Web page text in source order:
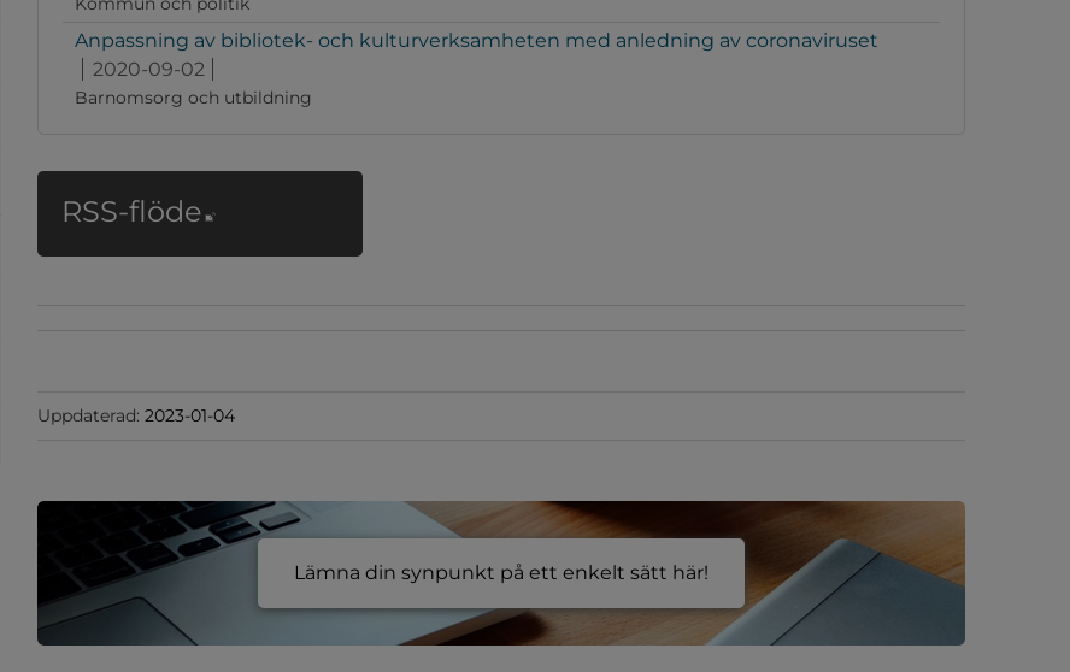
Anpassning av bibliotek- och kulturverksamheten med anledning av coronaviruset
2020-09-02
Barnomsorg och utbildning
RSS-flöde
Uppdaterad: 2023-01-04
Lämna din synpunkt på ett enkelt sätt här!